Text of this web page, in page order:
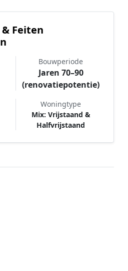
Feiten
Bouwperiode
Jaren 70–90
(renovatiepotentie)
Woningtype
Mix: Vrijstaand &
Halfvrijstaand